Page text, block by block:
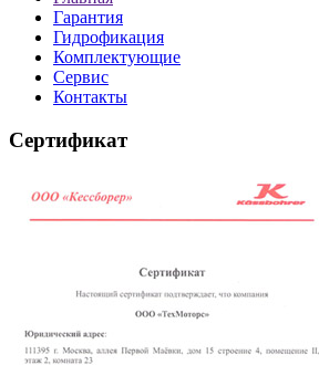
Гарантия
Гидрофикация
Комплектующие
Сервис
Контакты
Сертификат